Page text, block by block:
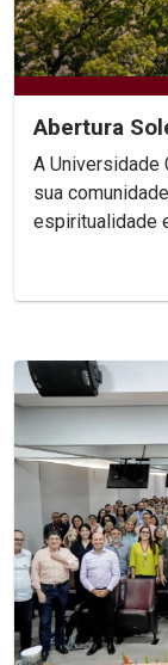
Abertura
A Universidade
sua
espiritualidade